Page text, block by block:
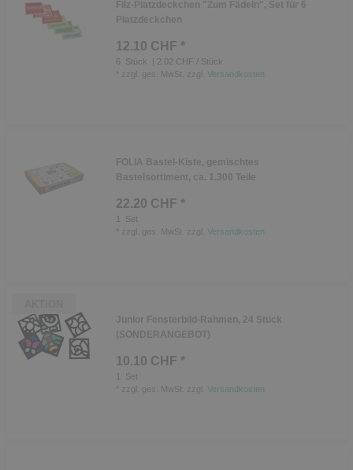
Filz-Platzdeckchen "Zum Fädeln", Set für 6
Platzdeckchen
12.10 CHF *
6 Stück
| 2.02 CHF / Stück
zzgl. ges. MwSt. zzgl. Versandkosten
FOLIA Bastel-Kiste, gemischtes
Bastelsortiment, ca. 1.300 Teile
22.20 CHF *
1
Set
zzgl. ges. MwSt. zzgl. Versandkosten
Junior Fensterbild-Rahmen, 24 Stück
(SONDERANGEBOT)
10.10 CHF *
1
Set
zzgl. ges. MwSt. zzgl. Versandkosten